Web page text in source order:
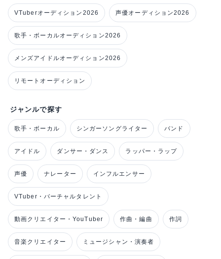
VTuberオーディション2026 声優オーディション2026
歌手・ボーカルオーディション2026
メンズアイドルオーディション2026
リモートオーディション
ジャンルで探す
歌手・ボーカル シンガーソングライター バンド
アイドル ダンサー・ダンス ラッパー・ラップ
声優 ナレーター インフルエンサー
VTuber・バーチャルタレント
動画クリエイター・YouTuber 作曲・編曲 作詞
音楽クリエイター ミュージシャン・演奏者